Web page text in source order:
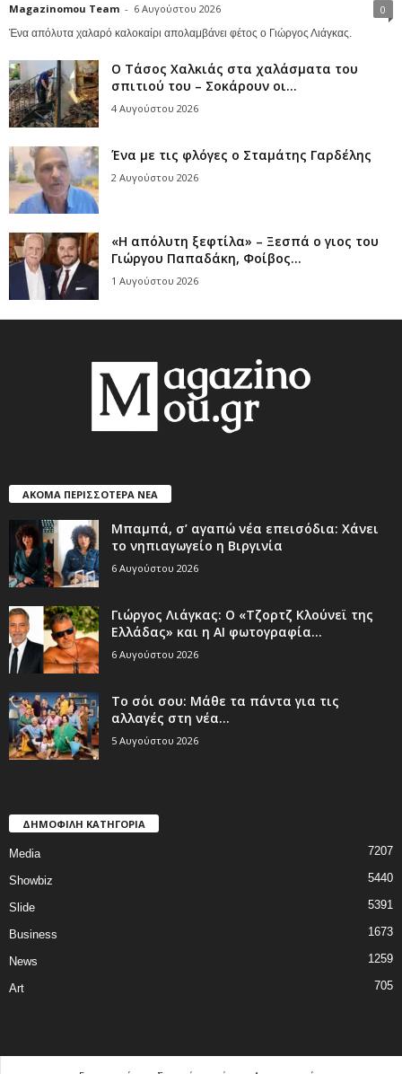
Magazinomou Team - 6 Αυγούστου 2026 0
Ένα απόλυτα χαλαρό καλοκαίρι απολαμβάνει φέτος ο Γιώργος Λιάγκας.
Ο Τάσος Χαλκιάς στα χαλάσματα του
σπιτιού του – Σοκάρουν οι...
4 Αυγούστου 2026
Ένα με τις φλόγες ο Σταμάτης Γαρδέλης
2 Αυγούστου 2026
«Η απόλυτη ξεφτίλα» – Ξεσπά ο γιος του
Γιώργου Παπαδάκη, Φοίβος...
1 Αυγούστου 2026
ΑΚΟΜΑ ΠΕΡΙΣΣΟΤΕΡΑ ΝΕΑ
Μπαμπά, σ’ αγαπώ νέα επεισόδια: Χάνει
το νηπιαγωγείο η Βιργινία
6 Αυγούστου 2026
Γιώργος Λιάγκας: Ο «Τζορτζ Κλούνεϊ της
Ελλάδας» και η AI φωτογραφία...
6 Αυγούστου 2026
Το σόι σου: Μάθε τα πάντα για τις
αλλαγές στη νέα...
5 Αυγούστου 2026
ΔΗΜΟΦΙΛΗ ΚΑΤΗΓΟΡΙΑ
Media 7207
Showbiz 5440
Slide 5391
Business 1673
News 1259
Art 705